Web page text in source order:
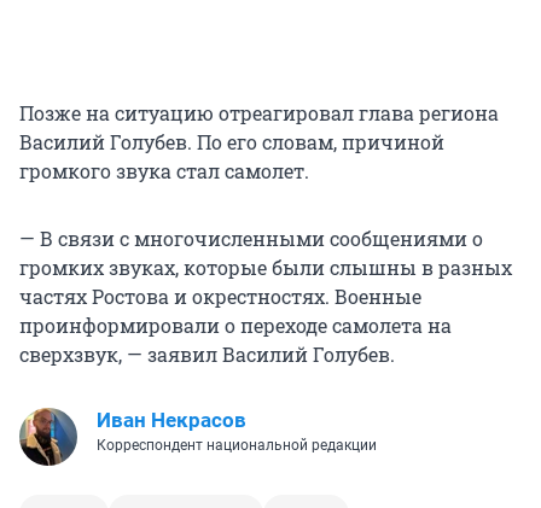
Позже на ситуацию отреагировал глава региона
Василий Голубев. По его словам, причиной
громкого звука стал самолет.
— В связи с многочисленными сообщениями о
громких звуках, которые были слышны в разных
частях Ростова и окрестностях. Военные
проинформировали о переходе самолета на
сверхзвук, — заявил Василий Голубев.
Иван Некрасов
Корреспондент национальной редакции